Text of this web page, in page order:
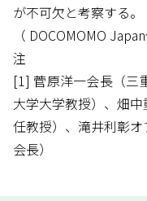
が不可欠と考察する。
（ DOCOMOMO
注
[1] 菅原洋一会長（三
大学大学教授）、畑
任教授）、滝井利彰
会長）